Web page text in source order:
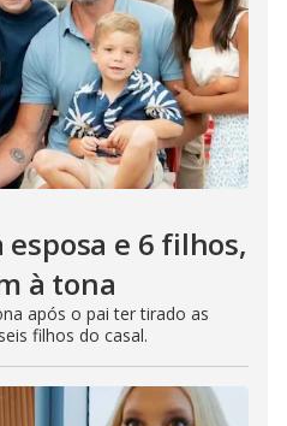
e 6 filhos,
à tona
após o pai ter tirado as
filhos do casal.